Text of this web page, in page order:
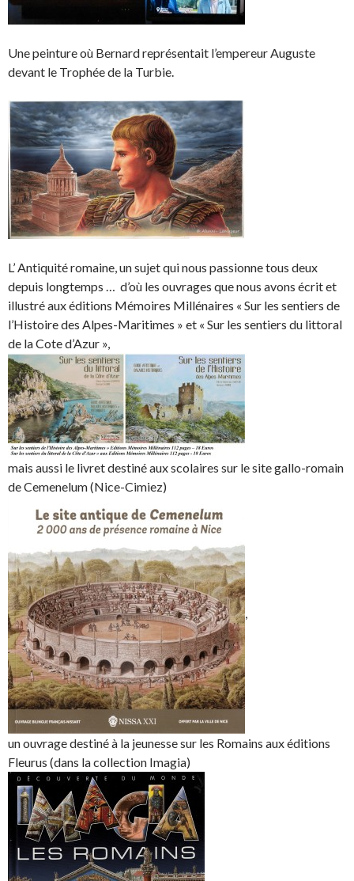
Une peinture où Bernard représentait l’empereur Auguste
devant le Trophée de la Turbie.
L’ Antiquité romaine, un sujet qui nous passionne tous deux
depuis longtemps … d’où les ouvrages que nous avons écrit et
illustré aux éditions Mémoires Millénaires « Sur les sentiers de
l’Histoire des Alpes-Maritimes » et « Sur les sentiers du littoral
de la Cote d’Azur »,
mais aussi le livret destiné aux scolaires sur le site gallo-romain
de Cemenelum (Nice-Cimiez)
un ouvrage destiné à la jeunesse sur les Romains aux éditions
Fleurus (dans la collection Imagia)